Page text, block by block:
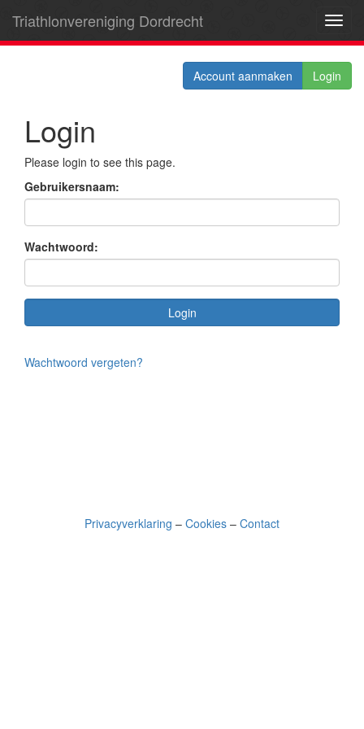
Triathlonvereniging Dordrecht
Account aanmaken Login
Login
Please login to see this page.
Gebruikersnaam:
Wachtwoord:
Wachtwoord vergeten?
Privacyverklaring – Cookies – Contact